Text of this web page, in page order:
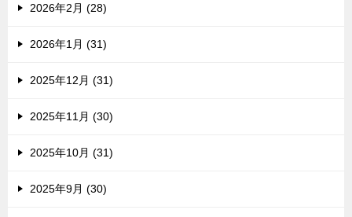
2026年2月 (28)
2026年1月 (31)
2025年12月 (31)
2025年11月 (30)
2025年10月 (31)
2025年9月 (30)